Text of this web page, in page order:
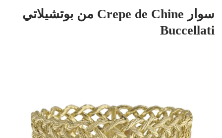
سوار Crepe de Chine من بوتشيلاتي
Buccellati